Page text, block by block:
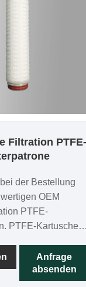
Filtration PTFE-
der Bestellung
OEM
PTFE-
PTFE-Kartuschen
und jede
im
zu 100 %
Anfrage
absenden